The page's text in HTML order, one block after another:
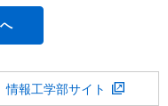
情報工学部サイト